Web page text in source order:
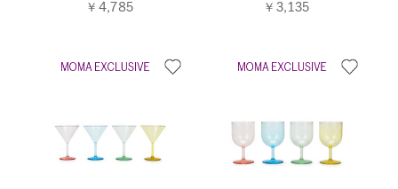
￥4,785
￥3,135